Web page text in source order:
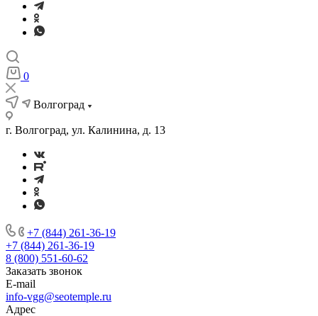
0
Волгоград
г. Волгоград, ул. Калинина, д. 13
+7 (844) 261-36-19
+7 (844) 261-36-19
8 (800) 551-60-62
Заказать звонок
E-mail
info-vgg@seotemple.ru
Адрес